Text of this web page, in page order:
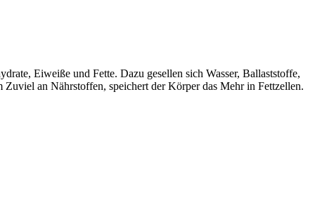
Eiweiße und Fette. Dazu gesellen sich Wasser, Ballaststoffe,
an Nährstoffen, speichert der Körper das Mehr in Fettzellen.